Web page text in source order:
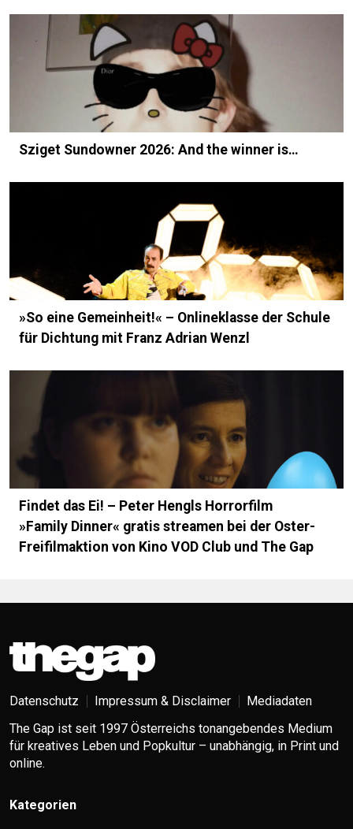
Sziget Sundowner 2026: And the winner is…
»So eine Gemeinheit!« – Onlineklasse der Schule
für Dichtung mit Franz Adrian Wenzl
Findet das Ei! – Peter Hengls Horrorfilm
»Family Dinner« gratis streamen bei der Oster-
Freifilmaktion von Kino VOD Club und The Gap
Datenschutz Impressum & Disclaimer
Mediadaten
The Gap ist seit 1997 Österreichs tonangebendes Medium
für kreatives Leben und Popkultur – unabhängig, in Print und
online.
Kategorien